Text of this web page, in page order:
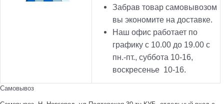
Забрав товар самовывозом
вы экономите на доставке.
Наш офис работает по
графику с 10.00 до 19.00 с
пн.-пт., суббота 10-16,
воскресенье 10-16.
Самовывоз